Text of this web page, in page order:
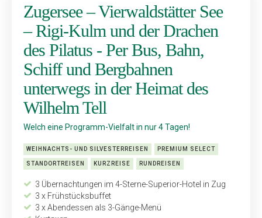
Zugersee – Vierwaldstätter See
– Rigi-Kulm und der Drachen
des Pilatus - Per Bus, Bahn,
Schiff und Bergbahnen
unterwegs in der Heimat des
Wilhelm Tell
Welch eine Programm-Vielfalt in nur 4 Tagen!
WEIHNACHTS- UND SILVESTERREISEN PREMIUM SELECT
STANDORTREISEN KURZREISE RUNDREISEN
3 Übernachtungen im 4-Sterne-Superior-Hotel in Zug
3 x Frühstücksbuffet
3 x Abendessen als 3-Gänge-Menü